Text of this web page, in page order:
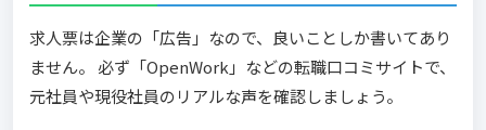
求人票は企業の「広告」なので、良いことしか書いてあり
ません。 必ず「OpenWork」などの転職口コミサイトで、
元社員や現役社員のリアルな声を確認しましょう。